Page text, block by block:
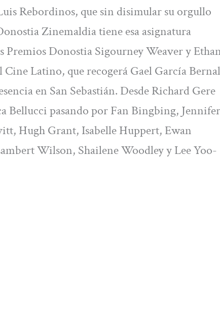
Rebordinos, que sin disimular su orgullo
Zinemaldia tiene esa asignatura
Premios Donostia Sigourney Weaver y
Cine Latino, que recogerá Gael García
en San Sebastián. Desde Richard Gere
Bellucci pasando por Fan Bingbing, Jennifer
Hugh Grant, Isabelle Huppert, Ewan
Wilson, Shailene Woodley y Lee Yoo-